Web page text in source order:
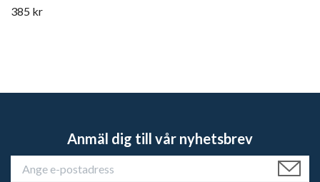
385 kr
Anmäl dig till vår nyhetsbrev